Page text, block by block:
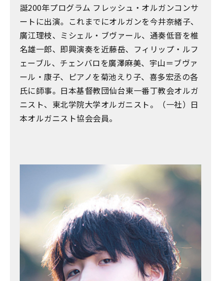
誕200年プログラム フレッシュ・オルガンコンサ
ートに出演。これまでにオルガンを今井奈緒子、
廣江理枝、ミシェル・ブヴァール、通奏低音を椎
名雄一郎、即興演奏を近藤岳、フィリップ・ルフ
ェーブル、チェンバロを廣澤麻美、宇山＝ブヴァ
ール・康子、ピアノを菊池えり子、喜多宏丞の各
氏に師事。日本基督教団仙台東一番丁教会オルガ
ニスト、東北学院大学オルガニスト。（一社）日
本オルガニスト協会会員。